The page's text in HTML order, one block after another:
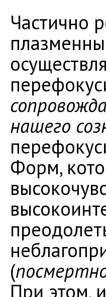
Частично
нашего
Форм,
(
При этом,